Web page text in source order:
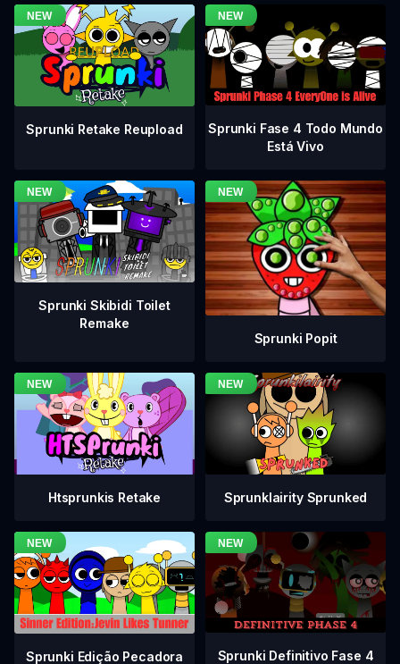
Sprunki Retake Reupload
Sprunki Fase 4 Todo Mundo
Está Vivo
Sprunki Skibidi Toilet
Remake
Sprunki Popit
Htsprunkis Retake Sprunklairity Sprunked
Sprunki Edição Pecadora Sprunki Definitivo Fase 4